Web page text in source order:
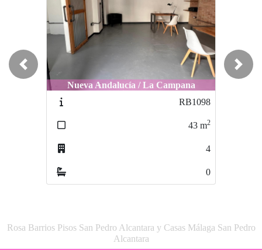
Nueva Andalucía / La Campana
RB1098
43 m2
4
0
Previous Next
Rosa Barrios Pisos San Pedro Alcantara y Casas Málaga San Pedro
Alcantara